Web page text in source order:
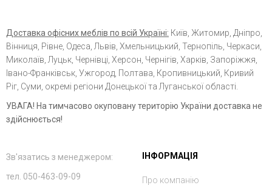
Доставка офісних меблів по всій Україні: Київ, Житомир, Дніпро,
Вінниця, Рівне, Одеса, Львів, Хмельницький, Тернопіль, Черкаси,
Миколаїв, Луцьк, Чернівці, Херсон, Чернігів, Харків, Запоріжжя,
Івано-Франківськ, Ужгород, Полтава, Кропивницький, Кривий
Ріг, Суми, окремі регіони Донецької та Луганської області.
УВАГА! На тимчасово окуповану територію України доставка не
здійснюється!
Зв'язатись з менеджером:
тел. 050-463-09-09
ІНФОРМАЦІЯ
Про компанію